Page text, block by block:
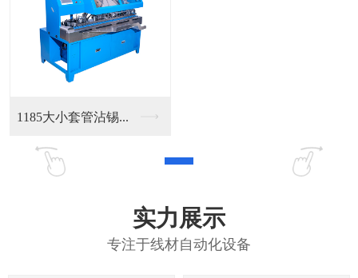
1185大小套管沾锡...
实力展示
专注于线材自动化设备